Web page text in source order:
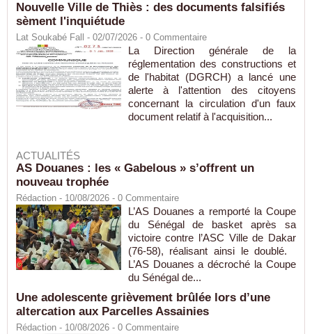
Nouvelle Ville de Thiès : des documents falsifiés
sèment l'inquiétude
Lat Soukabé Fall - 02/07/2026 - 0 Commentaire
La Direction générale de la
réglementation des constructions et
de l'habitat (DGRCH) a lancé une
alerte à l'attention des citoyens
concernant la circulation d'un faux
document relatif à l'acquisition...
ACTUALITÉS
AS Douanes : les « Gabelous » s’offrent un
nouveau trophée
Rédaction - 10/08/2026 - 0 Commentaire
L’AS Douanes a remporté la Coupe
du Sénégal de basket après sa
victoire contre l’ASC Ville de Dakar
(76-58), réalisant ainsi le doublé.
L’AS Douanes a décroché la Coupe
du Sénégal de...
Une adolescente grièvement brûlée lors d’une
altercation aux Parcelles Assainies
Rédaction - 10/08/2026 - 0 Commentaire